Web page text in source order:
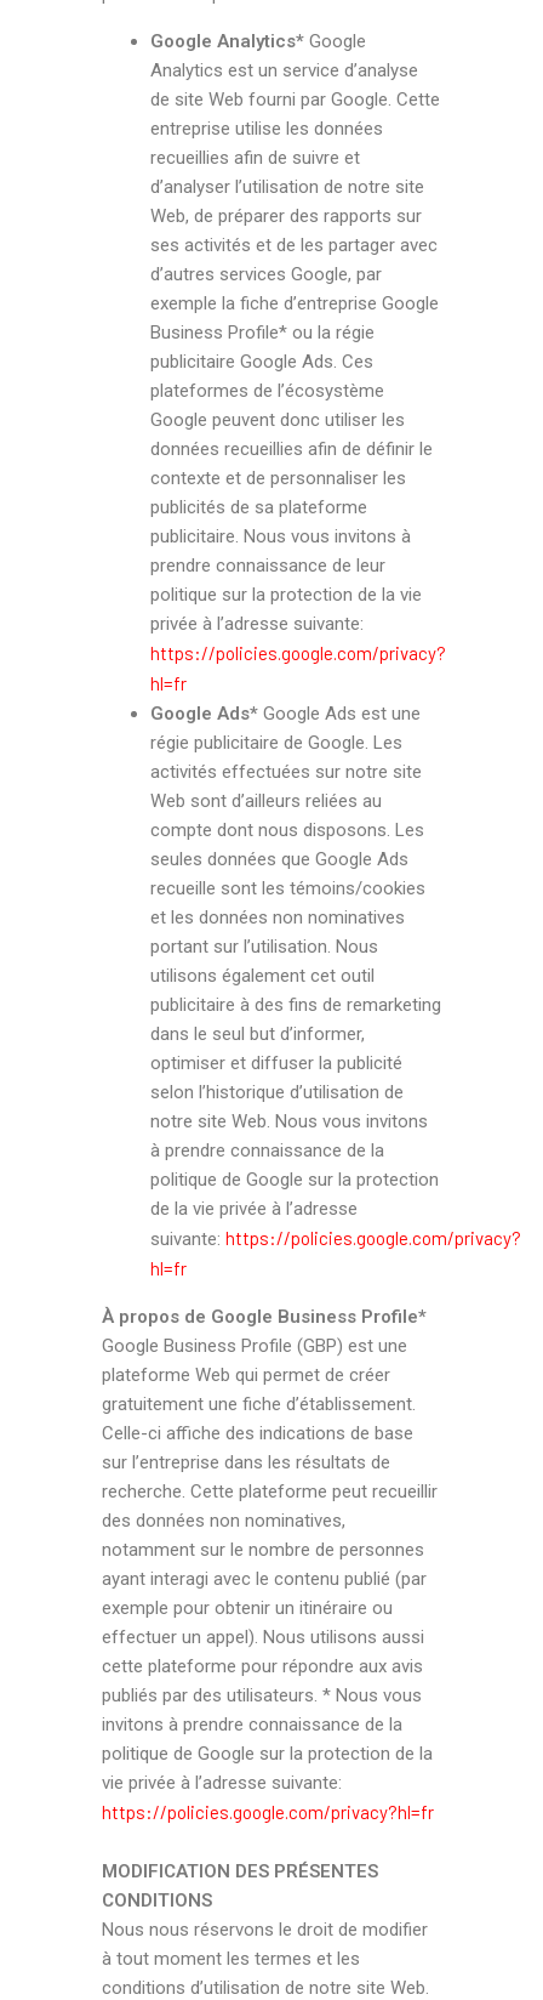
Google Analytics* Google
Analytics est un service d’analyse
de site Web fourni par Google. Cette
entreprise utilise les données
recueillies afin de suivre et
d’analyser l’utilisation de notre site
Web, de préparer des rapports sur
ses activités et de les partager avec
d’autres services Google, par
exemple la fiche d’entreprise Google
Business Profile* ou la régie
publicitaire Google Ads. Ces
plateformes de l’écosystème
Google peuvent donc utiliser les
données recueillies afin de définir le
contexte et de personnaliser les
publicités de sa plateforme
publicitaire. Nous vous invitons à
prendre connaissance de leur
politique sur la protection de la vie
privée à l’adresse suivante:
https://policies.google.com/privacy?
hl=fr
Google Ads* Google Ads est une
régie publicitaire de Google. Les
activités effectuées sur notre site
Web sont d’ailleurs reliées au
compte dont nous disposons. Les
seules données que Google Ads
recueille sont les témoins/cookies
et les données non nominatives
portant sur l’utilisation. Nous
utilisons également cet outil
publicitaire à des fins de remarketing
dans le seul but d’informer,
optimiser et diffuser la publicité
selon l’historique d’utilisation de
notre site Web. Nous vous invitons
à prendre connaissance de la
politique de Google sur la protection
de la vie privée à l’adresse
suivante: https://policies.google.com/privacy?
hl=fr
À propos de Google Business Profile*
Google Business Profile (GBP) est une
plateforme Web qui permet de créer
gratuitement une fiche d’établissement.
Celle-ci affiche des indications de base
sur l’entreprise dans les résultats de
recherche. Cette plateforme peut recueillir
des données non nominatives,
notamment sur le nombre de personnes
ayant interagi avec le contenu publié (par
exemple pour obtenir un itinéraire ou
effectuer un appel). Nous utilisons aussi
cette plateforme pour répondre aux avis
publiés par des utilisateurs. * Nous vous
invitons à prendre connaissance de la
politique de Google sur la protection de la
vie privée à l’adresse suivante:
https://policies.google.com/privacy?hl=fr
MODIFICATION DES PRÉSENTES
CONDITIONS
Nous nous réservons le droit de modifier
à tout moment les termes et les
conditions d’utilisation de notre site Web.